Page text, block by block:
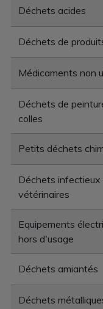
Déchets acides
Déchets de
Médicaments non
Déchets de
colles
Petits déchets
Déchets infectieux
vétérinaires
Equipements
hors d'usage
Déchets amiantés
Déchets